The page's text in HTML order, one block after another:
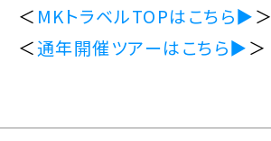
＜ MKトラベルTOPはこちら▶＞
＜通年開催ツアーはこちら▶＞